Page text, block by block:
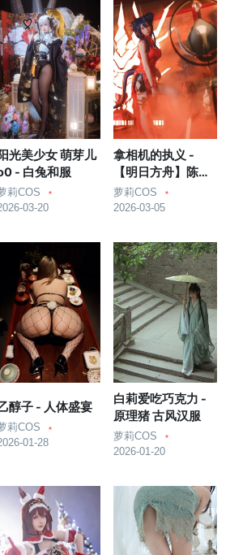
光美少女 萌芽儿
- 白兔和服
莉COS
03-20
拿相机的执义 -
【明日方舟】陈岁
红霞
萝莉COS
2026-03-05
醇子 - 人体盛宴
莉COS
01-28
白莉爱吃巧克力 -
原理猪 古风汉服
萝莉COS
2026-01-20